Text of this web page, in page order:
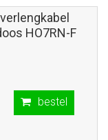
HO7RN-F
bestel